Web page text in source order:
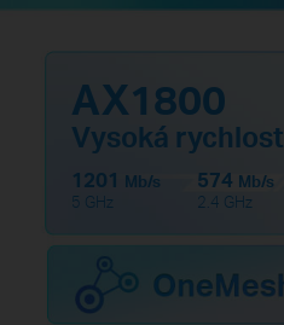
AX1800
Vysoká rychlost
1201 Mb/s
5 GHz
574 Mb/s
2.4 GHz